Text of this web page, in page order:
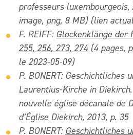
professeurs luxembourgeois,
image, png, 8 MB) (lien
F. REIFF: Glockenklänge der
255, 256, 273, 274 (4 pages,
le 2023-05-09)
P. BONERT: Geschichtliches
Laurentius-Kirche in
nouvelle église décanale de
d’Église Diekirch, 2013, p. 35
P. BONERT: Geschichtliches